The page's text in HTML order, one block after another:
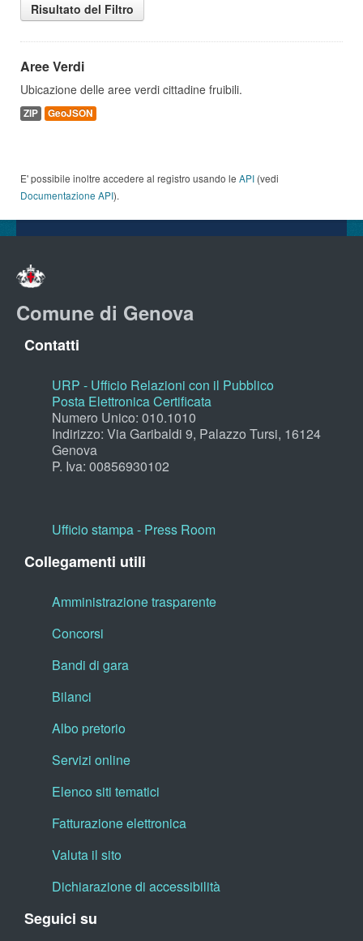
Risultato del Filtro
Aree Verdi
Ubicazione delle aree verdi cittadine fruibili.
ZIP GeoJSON
E' possibile inoltre accedere al registro usando le API (vedi
Documentazione API).
Comune di Genova
Contatti
URP - Ufficio Relazioni con il Pubblico
Posta Elettronica Certificata
Numero Unico: 010.1010
Indirizzo: Via Garibaldi 9, Palazzo Tursi, 16124
Genova
P. Iva: 00856930102
Ufficio stampa - Press Room
Collegamenti utili
Amministrazione trasparente
Concorsi
Bandi di gara
Bilanci
Albo pretorio
Servizi online
Elenco siti tematici
Fatturazione elettronica
Valuta il sito
Dichiarazione di accessibilità
Seguici su